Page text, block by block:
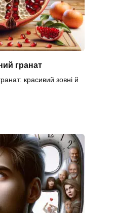
гранат
красивий зовні й